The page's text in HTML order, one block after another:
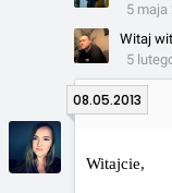
5 maja
Witaj
5
08.05.2013
Witajcie,